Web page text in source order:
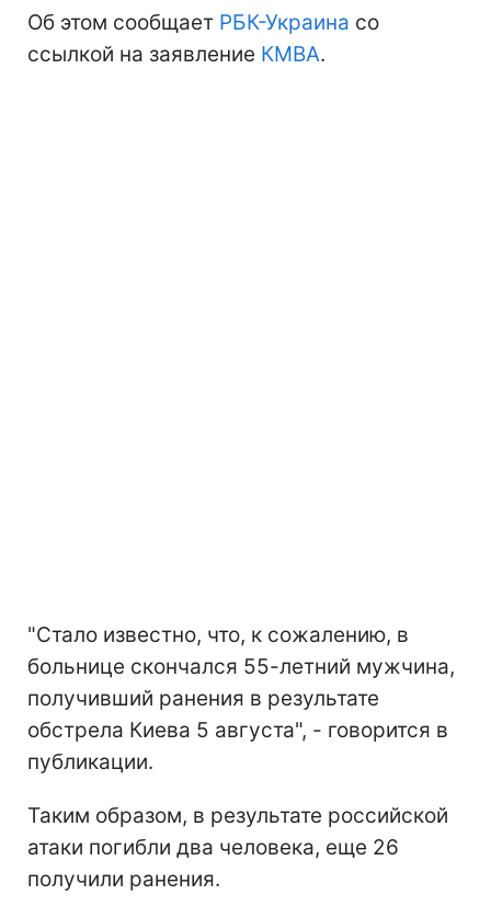
Об этом сообщает РБК-Украина со
ссылкой на заявление КМВА.
"Стало известно, что, к сожалению, в
больнице скончался 55-летний мужчина,
получивший ранения в результате
обстрела Киева 5 августа", - говорится в
публикации.
Таким образом, в результате российской
атаки погибли два человека, еще 26
получили ранения.